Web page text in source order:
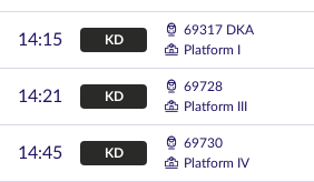
14:15 KD
69317 DKA
Platform I
14:21 KD
69728
Platform III
14:45 KD
69730
Platform IV